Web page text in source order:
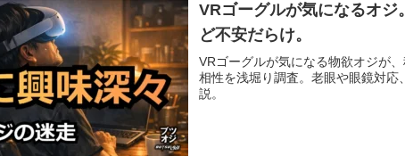
VRゴーグルが気になるオ
ど不安だらけ。
VRゴーグルが気になる物欲オジが
相性を浅堀り調査。老眼や眼鏡対
説。